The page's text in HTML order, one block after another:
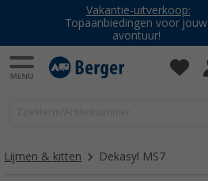
Vakantie-uitverkoop:
Topaanbiedingen voor jouw
avontuur!
Lijmen & kitten Dekasyl MS7